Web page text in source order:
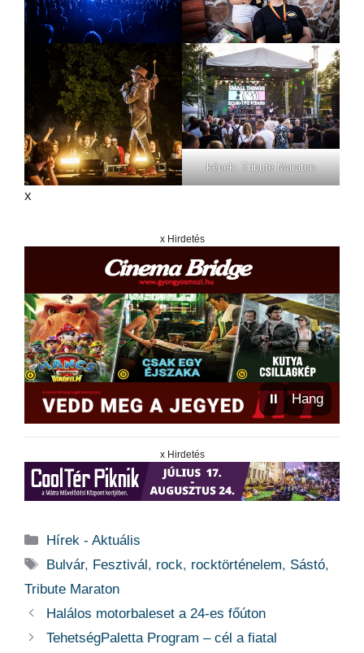
képek: Tribute Maraton
x
x Hirdetés
⏸ Hang
x Hirdetés
Kategória
Hírek - Aktuális
Címkék
Bulvár, Fesztivál, rock, rocktörténelem, Sástó,
Tribute Maraton
Halálos motorbaleset a 24-es főúton
TehetségPaletta Program – cél a fiatal